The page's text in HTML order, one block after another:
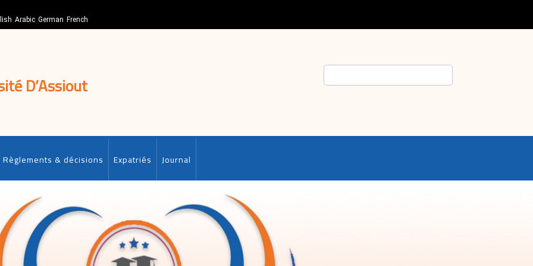
Arabic German French
D’Assiout
Règlements & décisions Expatriés Journal